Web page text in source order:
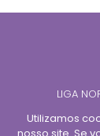
LIGA
Utilizamos